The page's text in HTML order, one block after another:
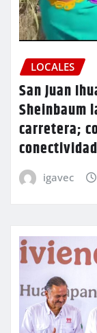
LOCALES
San Juan
Sheinbaum
carretera;
igavec